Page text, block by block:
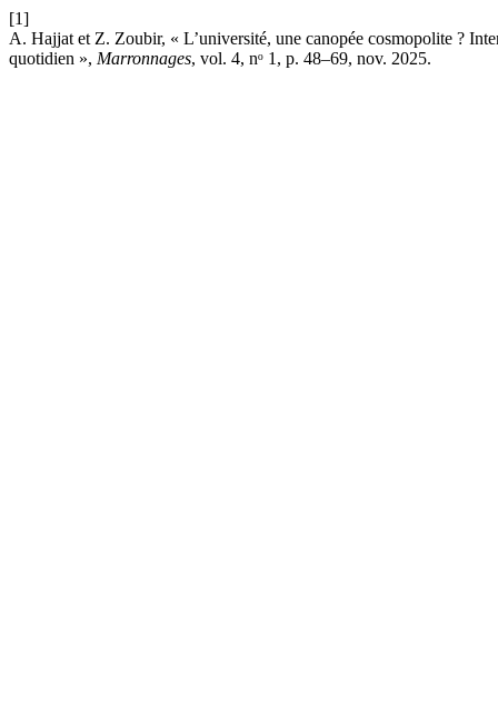
[1]
A. Hajjat et Z. Zoubir, « L’université, une canopée cosmopolite ?
quotidien », Marronnages, vol. 4, nᵒ 1, p. 48–69, nov. 2025.